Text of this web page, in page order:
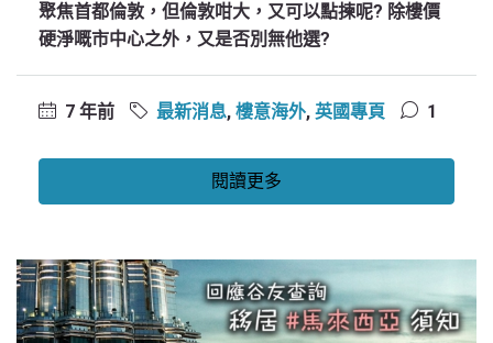
聚焦首都倫敦，但倫敦咁大，又可以點揀呢? 除樓價
硬淨嘅市中心之外，又是否別無他選?
7 年前 最新消息, 樓意海外, 英國專頁 1
閱讀更多